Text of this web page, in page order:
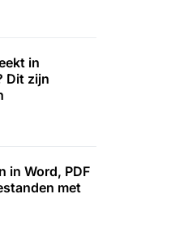
in
Dit zijn
in Word, PDF
met